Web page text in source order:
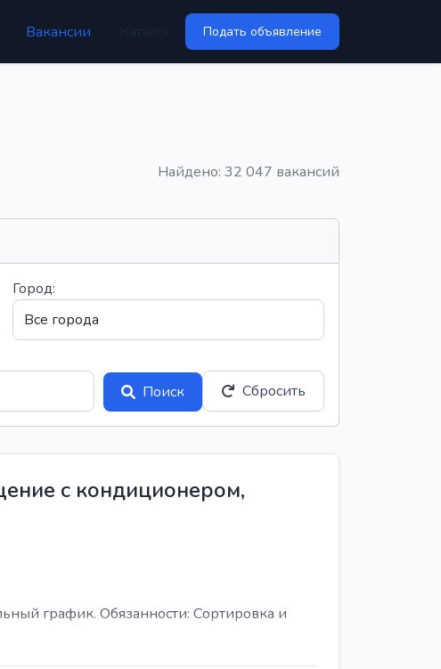
Вакансии Подать объявление
Найдено: 32 047 вакансий
Город:
Поиск
Сбросить
с кондиционером,
график. Обязанности: Сортировка и